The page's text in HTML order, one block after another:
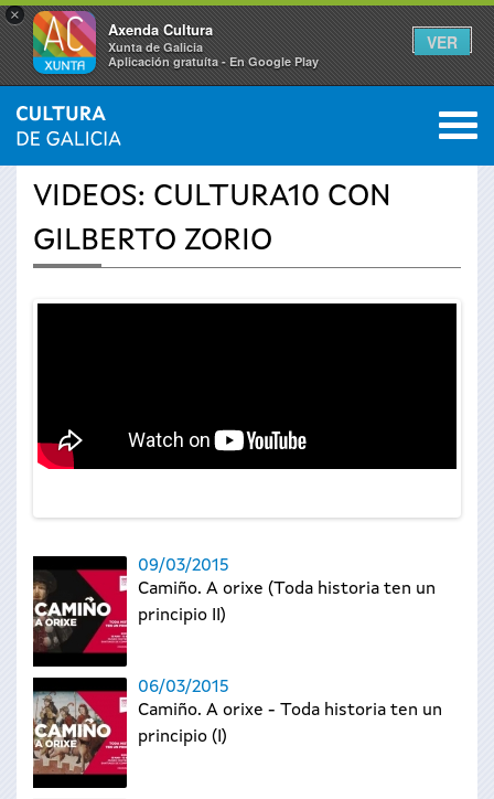
×
Axenda Cultura
Xunta de Galicia
Aplicación gratuíta - En Google Play
VER
Se
usted
INICIO › ACTUALIDAD 0
VIDEOS: CULTURA10 CON
GILBERTO ZORIO
09/03/2015
Camiño. A orixe (Toda historia ten un
principio II)
06/03/2015
Camiño. A orixe - Toda historia ten un
principio (I)